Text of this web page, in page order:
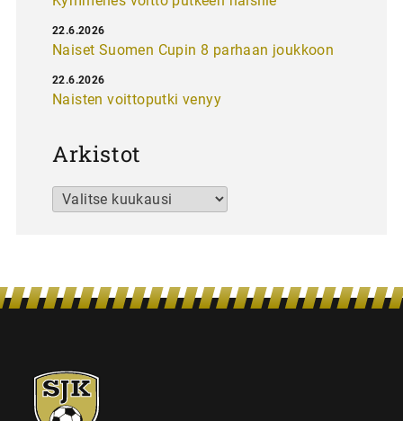
Naiset Suomen Cupin 8 parhaan joukkoon
22.6.2026
Naisten voittoputki venyy
22.6.2026
Arkistot
Arkistot
SJK-
juniorit